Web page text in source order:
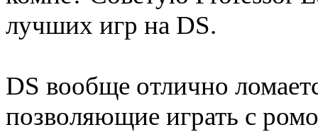
лучших игр на DS.
DS вообще отлично
позволяющие играть с